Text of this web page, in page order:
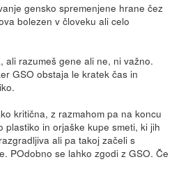
gensko spremenjene hrane čez
bolezen v človeku ali celo
ali razumeš gene ali ne, ni važno.
GSO obstaja le kratek čas in
kritična, z razmahom pa na koncu
plastiko in orjaške kupe smeti, ki jih
ali pa takoj začeli s
POdobno se lahko zgodi z GSO. Če